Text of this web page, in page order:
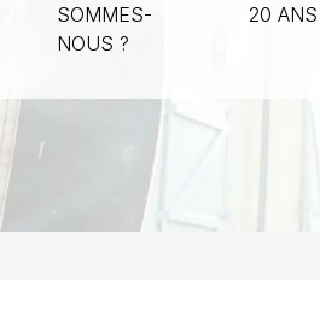
SOMMES-
NOUS ?
20 ANS